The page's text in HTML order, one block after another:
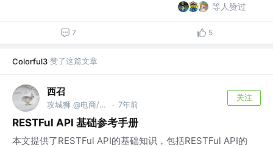
等人赞过
7 5
Colorful3 赞了这篇文章
西召
攻城狮 @电商/金融/支付/财务/出行/本地生活 · 7年前
关注
RESTFul API 基础参考手册
本文提供了RESTFul API的基础知识，包括RESTFul API的